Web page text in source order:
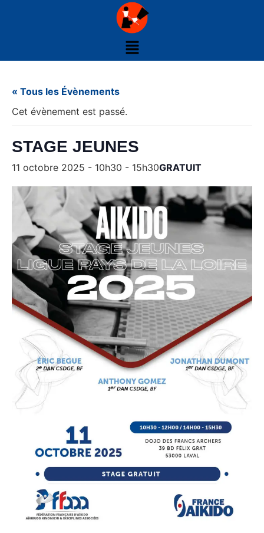
« Tous les Évènements
Cet évènement est passé.
STAGE JEUNES
11 octobre 2025 - 10h30 - 15h30GRATUIT